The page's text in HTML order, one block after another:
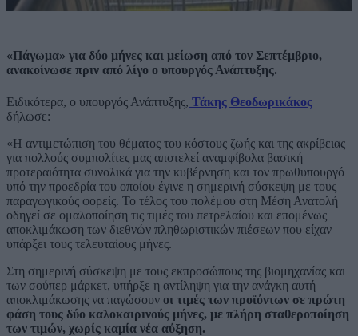
«Πάγωμα» για δύο μήνες και μείωση από τον Σεπτέμβριο,
ανακοίνωσε πριν από λίγο ο υπουργός Ανάπτυξης.
Ειδικότερα, ο υπουργός Ανάπτυξης, Τάκης Θεοδωρικάκος
δήλωσε:
«Η αντιμετώπιση του θέματος του κόστους ζωής και της ακρίβειας
για πολλούς συμπολίτες μας αποτελεί αναμφίβολα βασική
προτεραιότητα συνολικά για την κυβέρνηση και τον πρωθυπουργό
υπό την προεδρία του οποίου έγινε η σημερινή σύσκεψη με τους
παραγωγικούς φορείς. Το τέλος του πολέμου στη Μέση Ανατολή
οδηγεί σε ομαλοποίηση τις τιμές του πετρελαίου και επομένως
αποκλιμάκωση των διεθνών πληθωριστικών πιέσεων που είχαν
υπάρξει τους τελευταίους μήνες.
Στη σημερινή σύσκεψη με τους εκπροσώπους της βιομηχανίας και
των σούπερ μάρκετ, υπήρξε η αντίληψη για την ανάγκη αυτή
αποκλιμάκωσης να παγώσουν οι τιμές των προϊόντων σε πρώτη
φάση τους δύο καλοκαιρινούς μήνες, με πλήρη σταθεροποίηση
των τιμών, χωρίς καμία νέα αύξηση.